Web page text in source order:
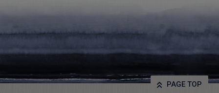
PAGE TOP